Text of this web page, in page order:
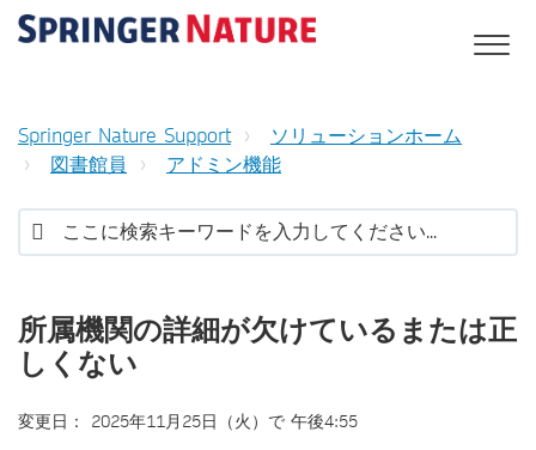
Springer Nature Support
ソリューションホーム
図書館員
アドミン機能
所属機関の詳細が欠けているまたは正
しくない
変更日： 2025年11月25日（火）で 午後4:55